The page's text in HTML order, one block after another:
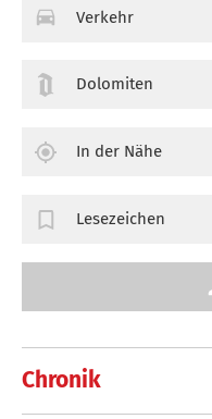
Chronik
Verkehr
Dolomiten
In der Nähe
Lesezeichen